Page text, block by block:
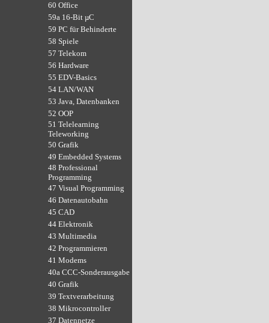
60 Office
59a 16-Bit µC
59 PC für Behinderte
58 Spiele
57 Telekom
56 Hardware
55 EDV-Basics
54 LAN/WAN
53 Java, Datenbanken
52 OOP
51 Telelearning
Teleworking
50 Grafik
49 Embedded Systems
48 Professional
Programming
47 Visual Programming
46 Datenautobahn
45 CAD
44 Elektronik
43 Multimedia
42 Programmieren
41 Modems
40a CCC-Sonderausgabe
40 Grafik
39 Textverarbeitung
38 Mikrocontroller
37 Datennetze